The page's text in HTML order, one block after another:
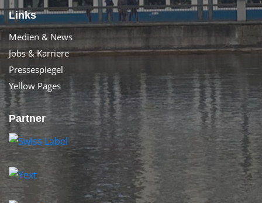
Links
Medien & News
Jobs & Karriere
Pressespiegel
Yellow Pages
Partner